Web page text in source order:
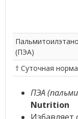
(ПЭА)
† Суточная
ПЭА
Nutrition